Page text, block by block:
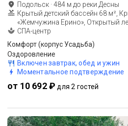
Подольск ·484 м до реки Десны
Крытый детский бассейн 68 м²,
«Жемчужина Ерино», Открытый
СПА-центр
Комфорт (корпус Усадьба)
Оздоровление
Включен завтрак, обед и ужин
Моментальное подтверждение
от 10 692 ₽ для 2 гостей